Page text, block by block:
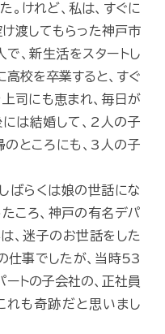
。けれど、私は、すぐに
渡してもらった神戸市
、新生活をスタートし
高校を卒業すると、すぐ
司にも恵まれ、毎日が
には結婚して、2人の子
のところにも、3人の子
ばらくは娘の世話にな
ころ、神戸の有名デパ
、迷子のお世話をした
仕事でしたが、当時53
ートの子会社の、正社員
れも奇跡だと思いまし